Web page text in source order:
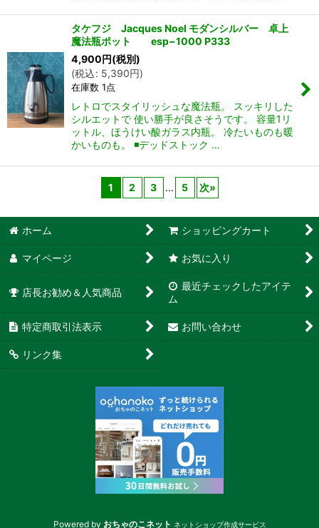
タケフジ Jacques Noel モダンシルバー 卓上
魔法瓶ポット esp−1000 P333
4,900円(税別)
(税込: 5,390円)
在庫数 1点
レトロでスタイリッシュな魔法瓶。 スッキリした
シルエットで 使い勝手が良さそうです。 容量1リ
ットル、ほうけい酸ガラス内瓶。 冷たいものも暖
かいものも。 ◾️デッドストック …
1 2 3 ... 5 次»
ホーム ショッピングカート
マイページ お気に入り
店長お勧め＆人気商品
最近チェックしたアイテ
ム
特定商取引法表示 お問い合わせ
リンク集
Powered by おちゃのこネット ネットショップ作成サービス